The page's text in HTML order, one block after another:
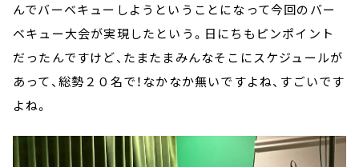
んでバーベキューしようということになって今回のバー
ベキュー大会が実現したという。日にちもピンポイント
だったんですけど、たまたまみんなそこにスケジュールが
あって、総勢２０名で！なかなか無いですよね、すごいです
よね。